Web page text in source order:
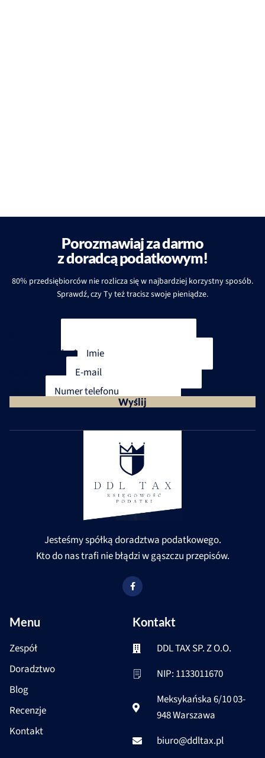
Porozmawiaj za darmo
z doradcą podatkowym!
80% przedsiębiorców nie rozlicza się w najbardziej korzystny sposób.
Sprawdź, czy Ty też tracisz swoje pieniądze.
Imię i nazwisko*
Adres e-mail*
Wyślij
Jesteśmy spółką doradztwa podatkowego.
Kto do nas trafi nie błądzi w gąszczu przepisów.
F
a
c
o
o
-
f
Menu
Zespół
Doradztwo
Blog
Recenzje
Kontakt
Kontakt
DDL TAX SP. Z O.O.
NIP: 1133011670
Meksykańska 6/10 03-
948 Warszawa
biuro@ddltax.pl